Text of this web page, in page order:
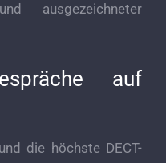
ausgezeichneter
auf
die höchste DECT-